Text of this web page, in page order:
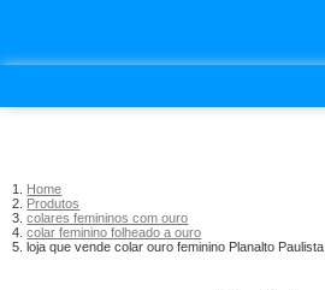
Home
Produtos
colares femininos com ouro
colar feminino folheado a ouro
loja que vende colar ouro feminino Planalto Paulista